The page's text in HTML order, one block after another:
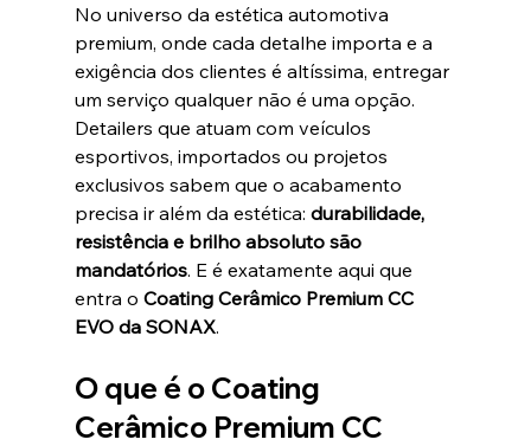
No universo da estética automotiva
premium, onde cada detalhe importa e a
exigência dos clientes é altíssima, entregar
um serviço qualquer não é uma opção.
Detailers que atuam com veículos
esportivos, importados ou projetos
exclusivos sabem que o acabamento
precisa ir além da estética: durabilidade,
resistência e brilho absoluto são
mandatórios. E é exatamente aqui que
entra o Coating Cerâmico Premium CC
EVO da SONAX.
O que é o Coating
Cerâmico Premium CC